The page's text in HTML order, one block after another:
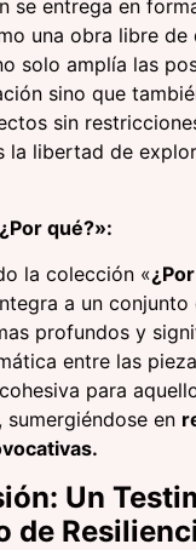
se entrega en
una obra libre de
solo amplía las
sino que
sin
la libertad de
qué?»:
la colección «
a un
profundos y
entre las
para
sumergiéndose en
Un
de